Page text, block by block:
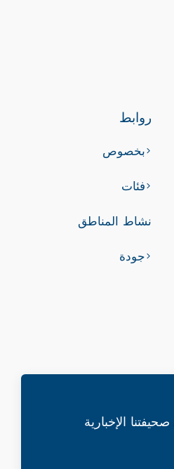
روابط
بخصوص
فئات
نشاط المناطق
جودة
الإخبارية